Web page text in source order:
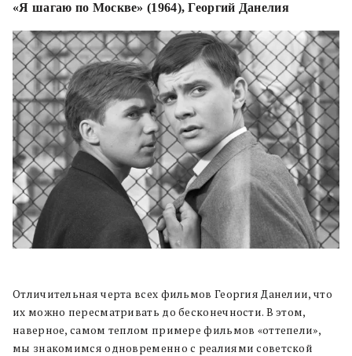
«Я шагаю по Москве» (1964), Георгий Данелия
Отличительная черта всех фильмов Георгия Данелии, что
их можно пересматривать до бесконечности. В этом,
наверное, самом теплом примере фильмов «оттепели»,
мы знакомимся одновременно с реалиями советской